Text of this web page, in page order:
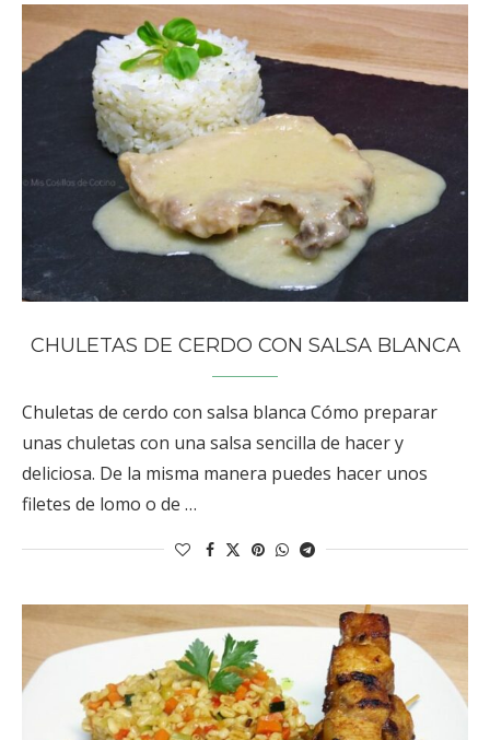
CHULETAS DE CERDO CON SALSA BLANCA
Chuletas de cerdo con salsa blanca Cómo preparar
unas chuletas con una salsa sencilla de hacer y
deliciosa. De la misma manera puedes hacer unos
filetes de lomo o de …